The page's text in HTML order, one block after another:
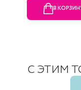
В
С ЭТИМ